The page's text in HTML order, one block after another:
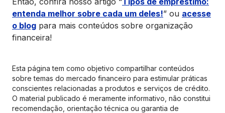
entenda melhor sobre cada um deles!” ou acesse
o blog para mais conteúdos sobre organização
financeira!
Esta página tem como objetivo compartilhar conteúdos
sobre temas do mercado financeiro para estimular práticas
conscientes relacionadas a produtos e serviços de crédito.
O material publicado é meramente informativo, não constitui
recomendação, orientação técnica ou garantia de